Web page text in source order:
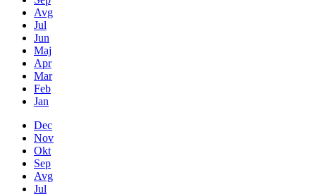
Avg
Jul
Jun
Maj
Apr
Mar
Feb
Jan
Dec
Nov
Okt
Sep
Avg
Jul